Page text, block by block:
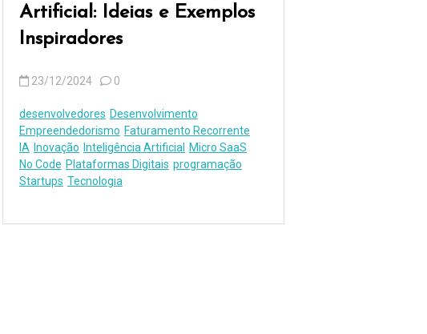
Artificial: Ideias e Exemplos
Inspiradores
23/12/2024 0
desenvolvedores Desenvolvimento
Empreendedorismo Faturamento Recorrente
IA Inovação Inteligência Artificial
Micro SaaS
No Code Plataformas Digitais programação
Startups Tecnologia